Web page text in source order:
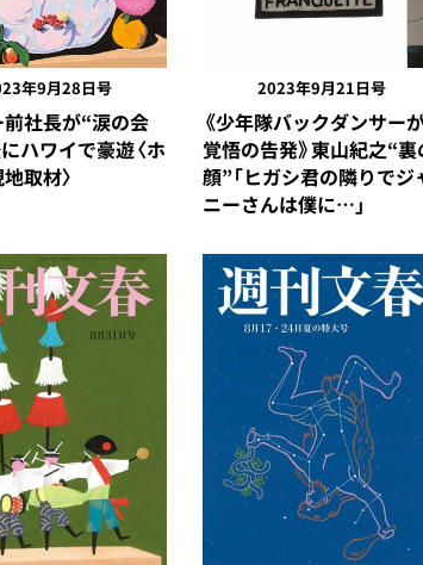
年9月28日号
社長が“涙の会
ハワイで豪遊〈ホ
取材〉
2023年9月21日号
《少年隊バックダンサー
覚悟の告発》東山紀之“裏
顔”「ヒガシ君の隣りでジ
ニーさんは僕に…」